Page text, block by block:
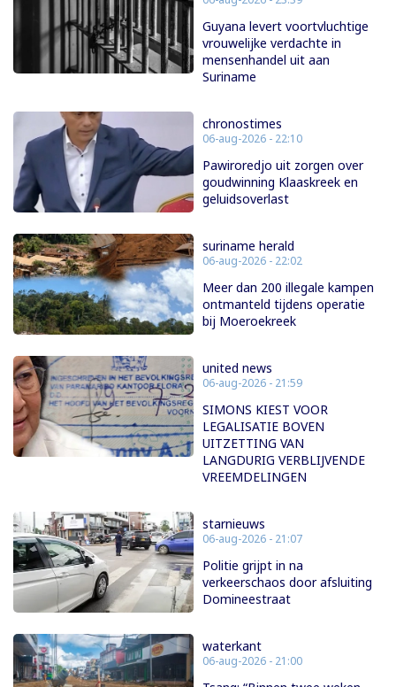
Guyana levert voortvluchtige
vrouwelijke verdachte in
mensenhandel uit aan
Suriname
chronostimes
06-aug-2026 - 22:10
Pawiroredjo uit zorgen over
goudwinning Klaaskreek en
geluidsoverlast
suriname herald
06-aug-2026 - 22:02
Meer dan 200 illegale kampen
ontmanteld tijdens operatie
bij Moeroekreek
united news
06-aug-2026 - 21:59
SIMONS KIEST VOOR
LEGALISATIE BOVEN
UITZETTING VAN
LANGDURIG VERBLIJVENDE
VREEMDELINGEN
starnieuws
06-aug-2026 - 21:07
Politie grijpt in na
verkeerschaos door afsluiting
Domineestraat
waterkant
06-aug-2026 - 21:00